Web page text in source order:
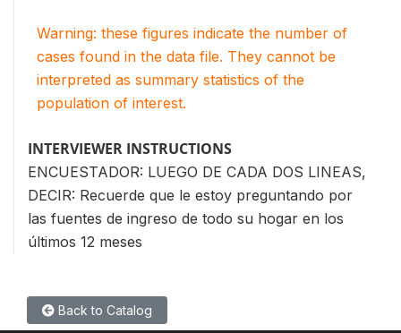
Warning: these figures indicate the number of
cases found in the data file. They cannot be
interpreted as summary statistics of the
population of interest.
INTERVIEWER INSTRUCTIONS
ENCUESTADOR: LUEGO DE CADA DOS LINEAS,
DECIR: Recuerde que le estoy preguntando por
las fuentes de ingreso de todo su hogar en los
últimos 12 meses
Back to Catalog